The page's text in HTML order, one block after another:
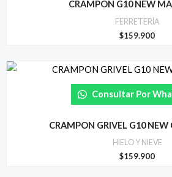
CRAMPON G10 NEW
FERRETERÍA
$159.900
Consultar Por
CRAMPON GRIVEL G10 NEW
HIELO Y NIEVE
$159.900